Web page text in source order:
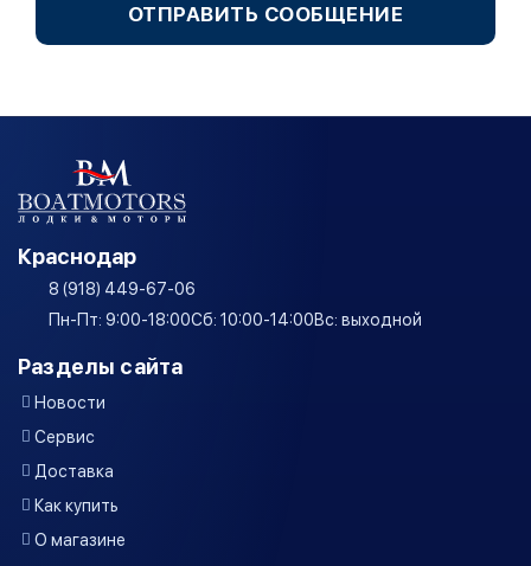
ОТПРАВИТЬ СООБЩЕНИЕ
Краснодар
8 (918) 449-67-06
Пн-Пт: 9:00-18:00Сб: 10:00-14:00Вс: выходной
Разделы сайта
Новости
Сервис
Доставка
Как купить
О магазине